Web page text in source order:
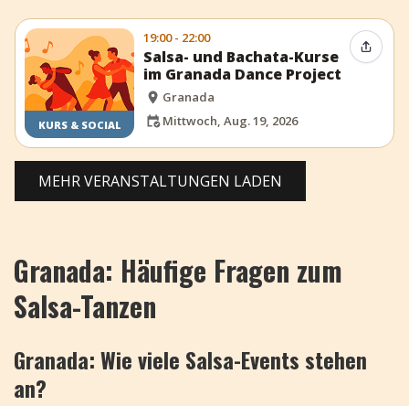
KURS & SOCIAL
19:00 - 22:00
Salsa- und Bachata-Kurse
im Granada Dance Project
Granada
Mittwoch, Aug. 19, 2026
Event
MEHR VERANSTALTUNGEN LADEN
Granada: Häufige Fragen zum
Salsa-Tanzen
Granada: Wie viele Salsa-Events stehen
an?